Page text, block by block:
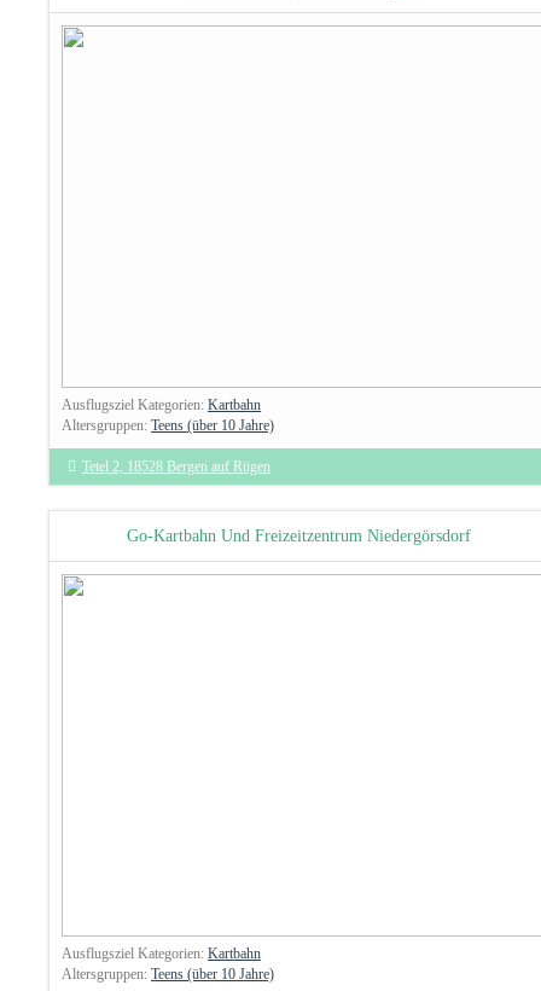
Ausflugsziel Kategorien:Kartbahn
Altersgruppen:Teens (über 10 Jahre)
Tetel 2, 18528 Bergen auf Rügen
Go-Kartbahn Und Freizeitzentrum Niedergörsdorf
Ausflugsziel Kategorien:Kartbahn
Altersgruppen:Teens (über 10 Jahre)